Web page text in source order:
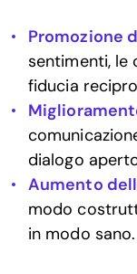
Promozione
sentimenti, le
fiducia
dialogo
Aumento
modo
in modo sano.